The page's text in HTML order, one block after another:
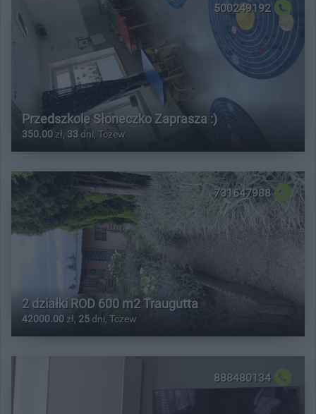
500249192
Przedszkole Słoneczko Zaprasza :)
350.00 zł, 33 dni, Tczew
731647988
2 działki ROD 600 m2 Traugutta
42000.00 zł, 25 dni, Tczew
888480134